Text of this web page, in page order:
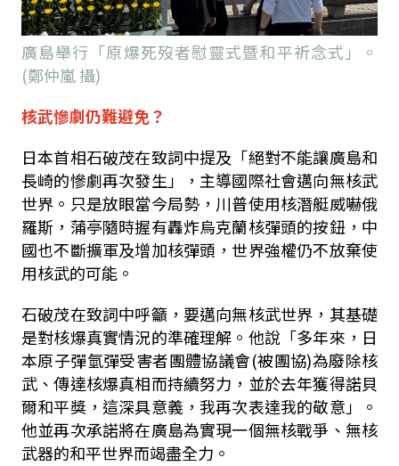
廣島舉行「原爆死歿者慰靈式暨和平祈念式」。
(鄭仲嵐 攝)
核武慘劇仍難避免？
日本首相石破茂在致詞中提及「絕對不能讓廣島和
長崎的慘劇再次發生」，主導國際社會邁向無核武
世界。只是放眼當今局勢，川普使用核潛艇威嚇俄
羅斯，蒲亭隨時握有轟炸烏克蘭核彈頭的按鈕，中
國也不斷擴軍及增加核彈頭，世界強權仍不放棄使
用核武的可能。
石破茂在致詞中呼籲，要邁向無核武世界，其基礎
是對核爆真實情況的準確理解。他說「多年來，日
本原子彈氫彈受害者團體協議會(被團協)為廢除核
武、傳達核爆真相而持續努力，並於去年獲得諾貝
爾和平獎，這深具意義，我再次表達我的敬意」。
他並再次承諾將在廣島為實現一個無核戰爭、無核
武器的和平世界而竭盡全力。